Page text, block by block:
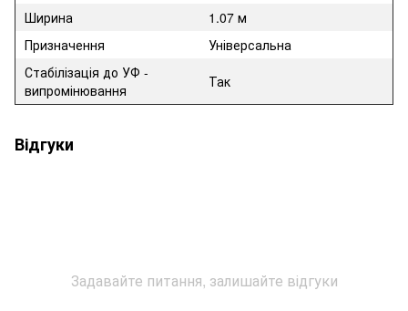
Ширина
1.07 м
Призначення
Універсальна
Стабілізація до УФ -
випромінювання
Так
Відгуки
Задавайте питання, залишайте відгуки